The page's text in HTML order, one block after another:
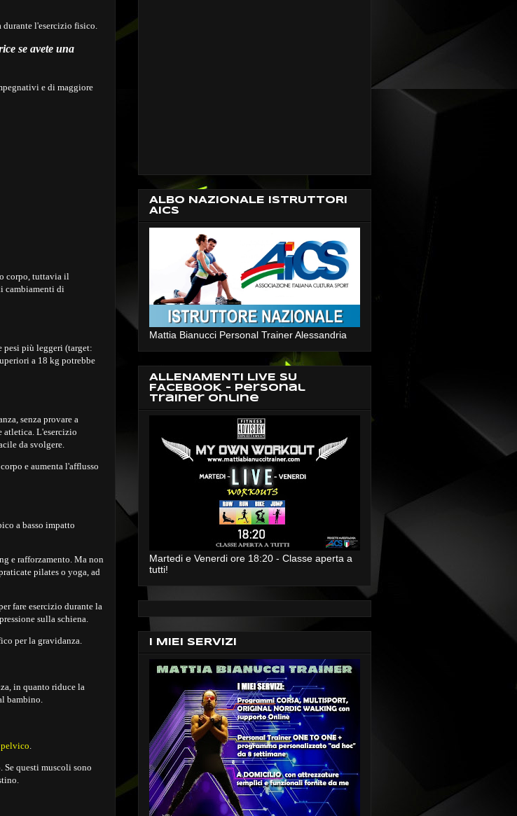
durante l'esercizio fisico.
se avete una
e di maggiore
corpo, tuttavia il
cambiamenti di
pesi più leggeri (target:
a 18 kg potrebbe
senza provare a
atletica. L'esercizio
da svolgere.
e aumenta l'afflusso
a basso impatto
e rafforzamento. Ma non
pilates o yoga, ad
fare esercizio durante la
sulla schiena.
per la gravidanza.
in quanto riduce la
bambino.
.
questi muscoli sono
ALBO NAZIONALE ISTRUTTORI
AICS
Mattia Bianucci Personal Trainer Alessandria
ALLENAMENTI LIVE SU
FACEBOOK - Personal
Trainer Online
Martedi e Venerdi ore 18:20 - Classe aperta a
tutti!
I MIEI SERVIZI